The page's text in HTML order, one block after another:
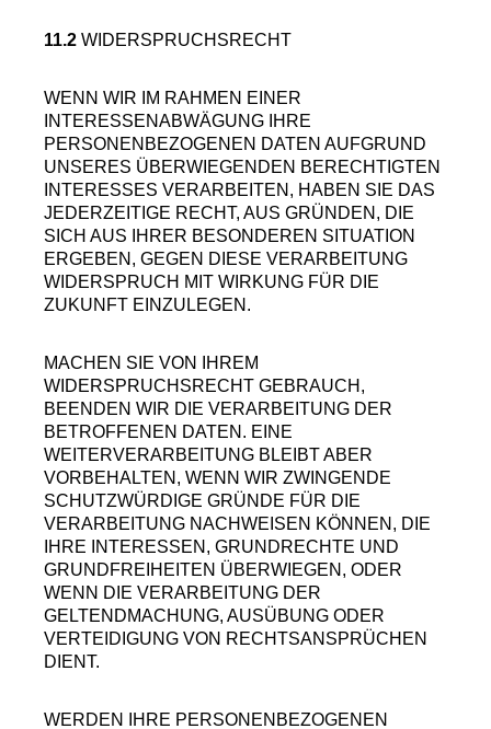
11.2 WIDERSPRUCHSRECHT
WENN WIR IM RAHMEN EINER
INTERESSENABWÄGUNG IHRE
PERSONENBEZOGENEN DATEN AUFGRUND
UNSERES ÜBERWIEGENDEN BERECHTIGTEN
INTERESSES VERARBEITEN, HABEN SIE DAS
JEDERZEITIGE RECHT, AUS GRÜNDEN, DIE
SICH AUS IHRER BESONDEREN SITUATION
ERGEBEN, GEGEN DIESE VERARBEITUNG
WIDERSPRUCH MIT WIRKUNG FÜR DIE
ZUKUNFT EINZULEGEN.
MACHEN SIE VON IHREM
WIDERSPRUCHSRECHT GEBRAUCH,
BEENDEN WIR DIE VERARBEITUNG DER
BETROFFENEN DATEN. EINE
WEITERVERARBEITUNG BLEIBT ABER
VORBEHALTEN, WENN WIR ZWINGENDE
SCHUTZWÜRDIGE GRÜNDE FÜR DIE
VERARBEITUNG NACHWEISEN KÖNNEN, DIE
IHRE INTERESSEN, GRUNDRECHTE UND
GRUNDFREIHEITEN ÜBERWIEGEN, ODER
WENN DIE VERARBEITUNG DER
GELTENDMACHUNG, AUSÜBUNG ODER
VERTEIDIGUNG VON RECHTSANSPRÜCHEN
DIENT.
WERDEN IHRE PERSONENBEZOGENEN